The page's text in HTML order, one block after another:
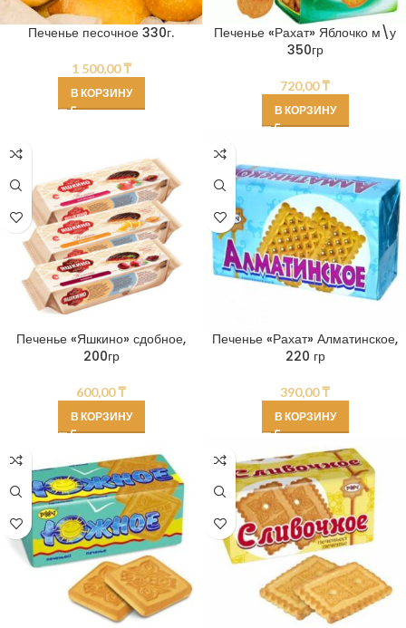
Печенье песочное 330г.
1 500,00₸
В КОРЗИНУ
Печенье «Рахат» Яблочко м\у
350гр
720,00₸
В КОРЗИНУ
Печенье «Яшкино» сдобное,
200гр
600,00₸
В КОРЗИНУ
Печенье «Рахат» Алматинское,
220 гр
390,00₸
В КОРЗИНУ